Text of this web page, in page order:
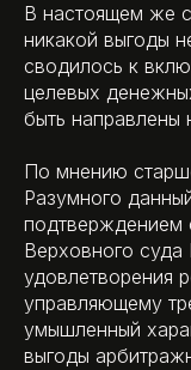
В настоящем же
никакой выгоды
сводилось к
целевых
быть направлены
По мнению
Разумного
подтверждением
Верховного
удовлетворения
управляющему
умышленный
выгоды